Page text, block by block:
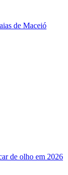
de Maceió
de olho em 2026